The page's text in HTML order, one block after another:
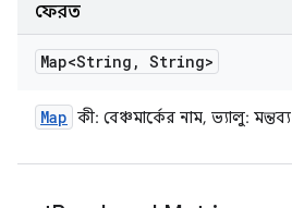
ফেরত
Map<String , String>
Map কী: বেঞ্চমার্কের নাম, ভ্যালু: মন্তব্য